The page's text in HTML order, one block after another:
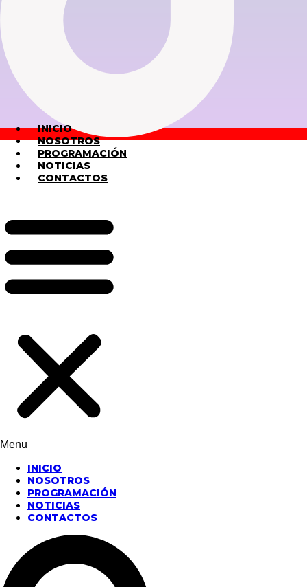
INICIO
NOSOTROS
PROGRAMACIÓN
NOTICIAS
CONTACTOS
Menu
INICIO
NOSOTROS
PROGRAMACIÓN
NOTICIAS
CONTACTOS